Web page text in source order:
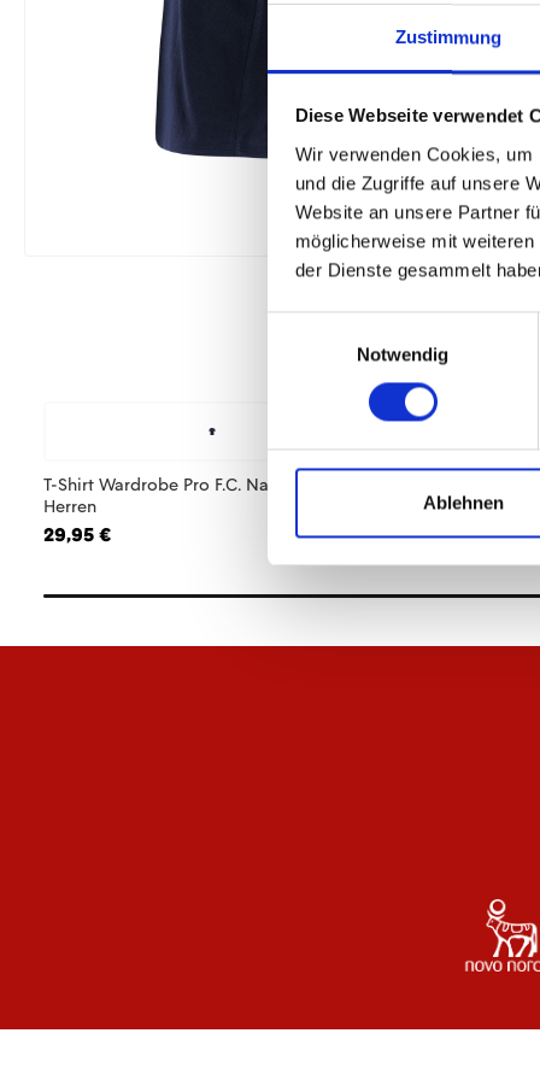
Zustimmung
Diese Webseite verwendet
Wir verwenden Cookies,
und die Zugriffe auf unsere
Website an unsere Partner
möglicherweise mit
der Dienste gesammelt
Notwendig
Ablehnen
T-Shirt Wardrobe Pro F.C. Navy 25/26
Herren
29,95 €
-40%
Herren
20,97 €34,95 €